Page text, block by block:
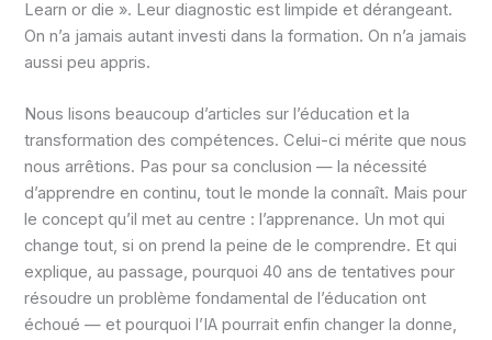
Learn or die ». Leur diagnostic est limpide et dérangeant.
On n’a jamais autant investi dans la formation. On n’a jamais
aussi peu appris.
Nous lisons beaucoup d’articles sur l’éducation et la
transformation des compétences. Celui-ci mérite que nous
nous arrêtions. Pas pour sa conclusion — la nécessité
d’apprendre en continu, tout le monde la connaît. Mais pour
le concept qu’il met au centre : l’apprenance. Un mot qui
change tout, si on prend la peine de le comprendre. Et qui
explique, au passage, pourquoi 40 ans de tentatives pour
résoudre un problème fondamental de l’éducation ont
échoué — et pourquoi l’IA pourrait enfin changer la donne,